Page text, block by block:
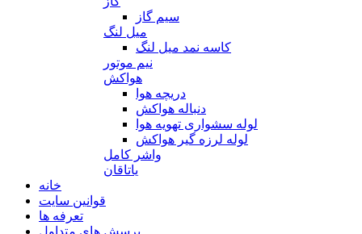
سیم گاز
میل لنگ
کاسه نمد میل لنگ
نیم موتور
هواکش
دریچه هوا
دنباله هواکش
لوله سشواری تهویه هوا
لوله لرزه گیر هواکش
واشر کامل
یاتاقان
خانه
قوانین سایت
تعرفه ها
پرسش های متداول